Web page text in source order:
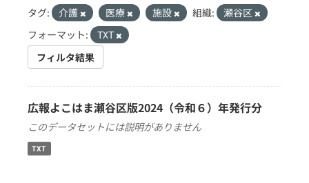
タグ: 介護 医療 施設 組織:
瀬谷区
フォーマット:
TXT
フィルタ結果
広報よこはま瀬谷区版2024（令和６）年発行分
このデータセットには説明がありません
TXT